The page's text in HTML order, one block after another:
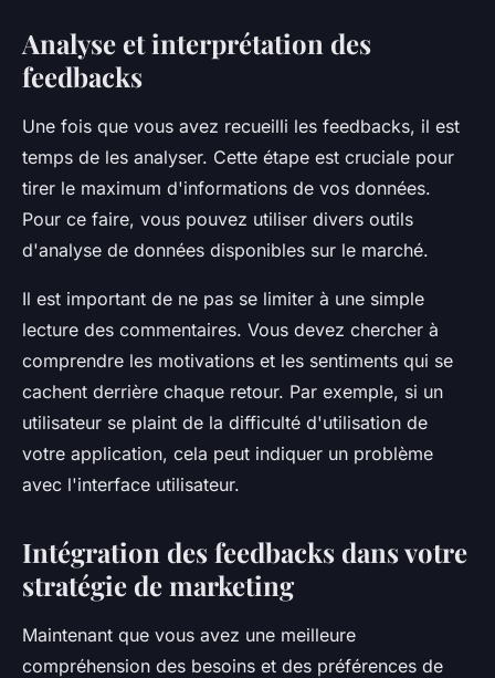
Analyse et interprétation des
feedbacks
Une fois que vous avez recueilli les feedbacks, il est
temps de les analyser. Cette étape est cruciale pour
tirer le maximum d'informations de vos données.
Pour ce faire, vous pouvez utiliser divers outils
d'analyse de données disponibles sur le marché.
Il est important de ne pas se limiter à une simple
lecture des commentaires. Vous devez chercher à
comprendre les motivations et les sentiments qui se
cachent derrière chaque retour. Par exemple, si un
utilisateur se plaint de la difficulté d'utilisation de
votre application, cela peut indiquer un problème
avec l'interface utilisateur.
Intégration des feedbacks dans votre
stratégie de marketing
Maintenant que vous avez une meilleure
compréhension des besoins et des préférences de